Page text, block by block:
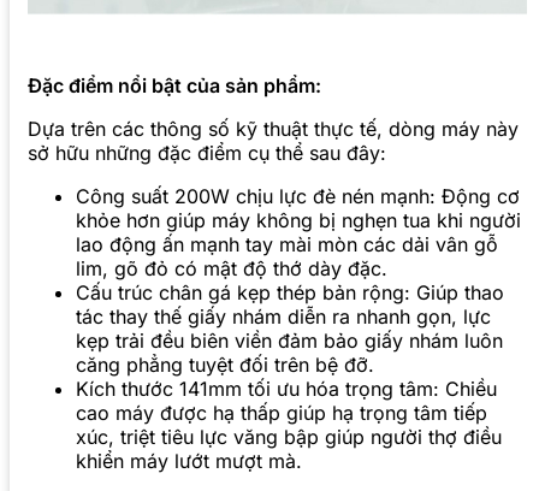
Đặc điểm nổi bật của sản phẩm:
Dựa trên các thông số kỹ thuật thực tế, dòng máy này
sở hữu những đặc điểm cụ thể sau đây:
Công suất 200W chịu lực đè nén mạnh: Động cơ
khỏe hơn giúp máy không bị nghẹn tua khi người
lao động ấn mạnh tay mài mòn các dải vân gỗ
lim, gõ đỏ có mật độ thớ dày đặc.
Cấu trúc chân gá kẹp thép bản rộng: Giúp thao
tác thay thế giấy nhám diễn ra nhanh gọn, lực
kẹp trải đều biên viền đảm bảo giấy nhám luôn
căng phẳng tuyệt đối trên bệ đỡ.
Kích thước 141mm tối ưu hóa trọng tâm: Chiều
cao máy được hạ thấp giúp hạ trọng tâm tiếp
xúc, triệt tiêu lực văng bập giúp người thợ điều
khiển máy lướt mượt mà.